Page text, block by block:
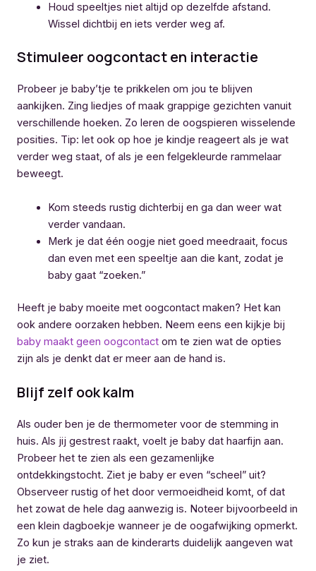
Houd speeltjes niet altijd op dezelfde afstand.
Wissel dichtbij en iets verder weg af.
Stimuleer oogcontact en interactie
Probeer je baby’tje te prikkelen om jou te blijven
aankijken. Zing liedjes of maak grappige gezichten vanuit
verschillende hoeken. Zo leren de oogspieren wisselende
posities. Tip: let ook op hoe je kindje reageert als je wat
verder weg staat, of als je een felgekleurde rammelaar
beweegt.
Kom steeds rustig dichterbij en ga dan weer wat
verder vandaan.
Merk je dat één oogje niet goed meedraait, focus
dan even met een speeltje aan die kant, zodat je
baby gaat “zoeken.”
Heeft je baby moeite met oogcontact maken? Het kan
ook andere oorzaken hebben. Neem eens een kijkje bij
baby maakt geen oogcontact om te zien wat de opties
zijn als je denkt dat er meer aan de hand is.
Blijf zelf ook kalm
Als ouder ben je de thermometer voor de stemming in
huis. Als jij gestrest raakt, voelt je baby dat haarfijn aan.
Probeer het te zien als een gezamenlijke
ontdekkingstocht. Ziet je baby er even “scheel” uit?
Observeer rustig of het door vermoeidheid komt, of dat
het zowat de hele dag aanwezig is. Noteer bijvoorbeeld in
een klein dagboekje wanneer je de oogafwijking opmerkt.
Zo kun je straks aan de kinderarts duidelijk aangeven wat
je ziet.